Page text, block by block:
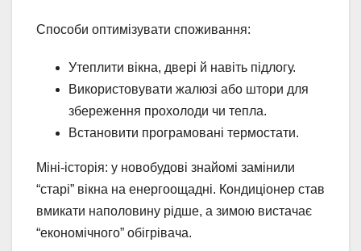
Способи оптимізувати споживання:
Утеплити вікна, двері й навіть підлогу.
Використовувати жалюзі або штори для
збереження прохолоди чи тепла.
Встановити програмовані термостати.
Міні-історія: у новобудові знайомі замінили
“старі” вікна на енергоощадні. Кондиціонер став
вмикати наполовину рідше, а зимою вистачає
“економічного” обігрівача.